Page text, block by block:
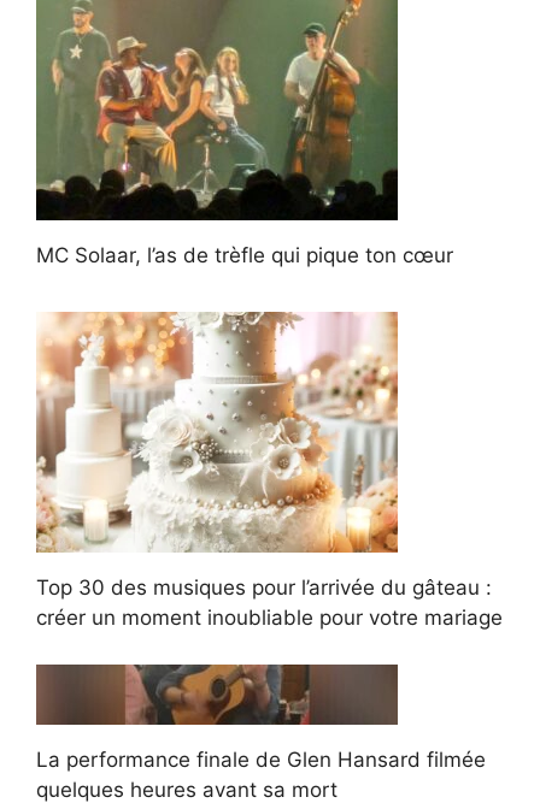
MC Solaar, l’as de trèfle qui pique ton cœur
Top 30 des musiques pour l’arrivée du gâteau :
créer un moment inoubliable pour votre mariage
La performance finale de Glen Hansard filmée
quelques heures avant sa mort